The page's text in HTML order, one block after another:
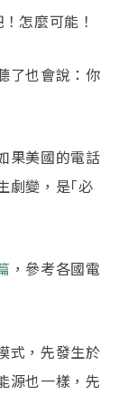
怎麼可能！
了也會說：你
果美國的電話
劇變，是｢必
，參考各國電
式，先發生於
源也一樣，先